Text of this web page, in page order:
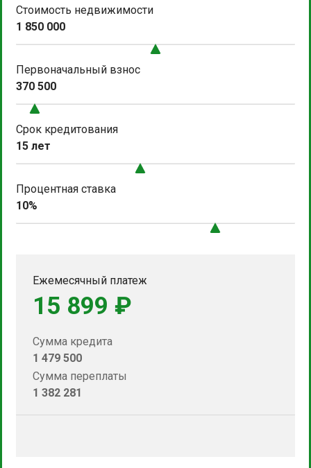
Стоимость недвижимости
1 850 000
Первоначальный взнос
370 500
Срок кредитования
15 лет
Процентная ставка
10%
Ежемесячный платеж
15 899 ₽
Сумма кредита
1 479 500
Сумма переплаты
1 382 281